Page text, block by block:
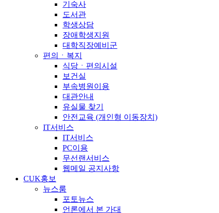
기숙사
도서관
학생상담
장애학생지원
대학직장예비군
편의ㆍ복지
식당ㆍ편의시설
보건실
부속병원이용
대관안내
유실물 찾기
안전교육 (개인형 이동장치)
IT서비스
IT서비스
PC이용
무선랜서비스
웹메일 공지사항
CUK홍보
뉴스룸
포토뉴스
언론에서 본 가대